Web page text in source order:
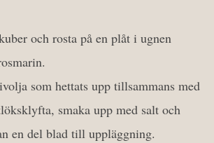
och rosta på en plåt i ugnen
som hettats upp tillsammans med
smaka upp med salt och
en del blad till uppläggning.